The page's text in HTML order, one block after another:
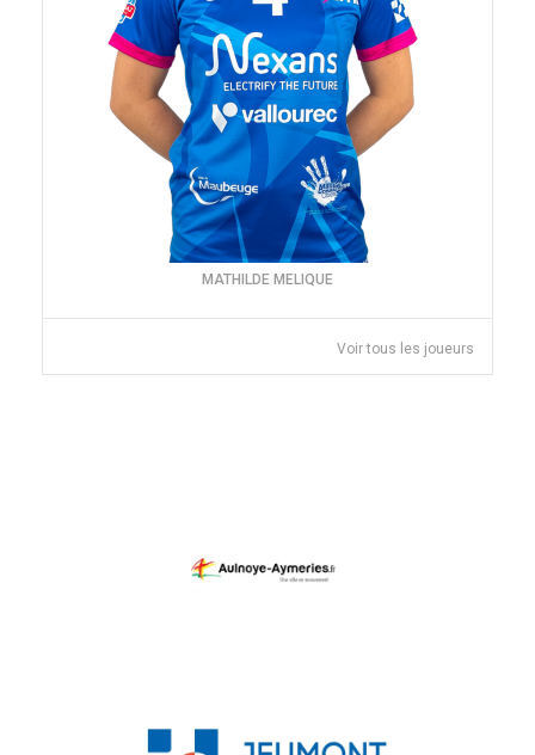
MATHILDE MELIQUE
Voir tous les joueurs